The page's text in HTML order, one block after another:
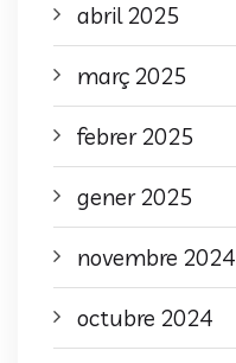
abril 2025
març 2025
febrer 2025
gener 2025
novembre 2024
octubre 2024